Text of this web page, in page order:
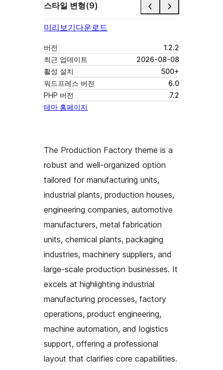
스타일 변형(9)
미리보기다운로드
버전
1.2.2
최근 업데이트
2026-08-08
활성 설치
500+
워드프레스 버전
6.0
PHP 버전
7.2
테마 홈페이지
The Production Factory theme is a
robust and well-organized option
tailored for manufacturing units,
industrial plants, production houses,
engineering companies, automotive
manufacturers, metal fabrication
units, chemical plants, packaging
industries, machinery suppliers, and
large-scale production businesses. It
excels at highlighting industrial
manufacturing processes, factory
operations, product engineering,
machine automation, and logistics
support, offering a professional
layout that clarifies core capabilities.